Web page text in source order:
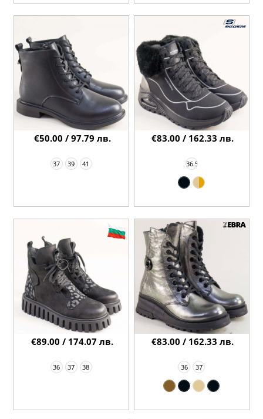
37 39 41
€50.00 / 97.79 лв.
36.5
€83.00 / 162.33 лв.
36 37 38
€89.00 / 174.07 лв.
36 37
€83.00 / 162.33 лв.